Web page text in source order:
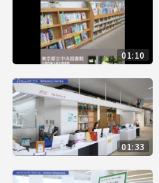
01:10
01:33